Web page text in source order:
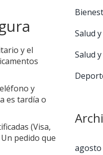
y el
y
es tardía o
(Visa,
pedido que
Salud
Salud
agosto